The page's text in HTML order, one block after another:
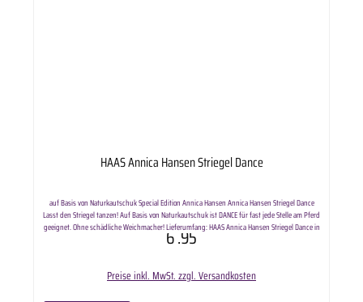
HAAS Annica Hansen Striegel Dance
auf Basis von Naturkautschuk Special Edition Annica Hansen Annica Hansen Striegel Dance
Lasst den Striegel tanzen! Auf Basis von Naturkautschuk ist DANCE für fast jede Stelle am Pferd
geeignet. Ohne schädliche Weichmacher! Lieferumfang: HAAS Annica Hansen Striegel Dance in
ausgewählter Anzahl.
6.95
Preise inkl. MwSt. zzgl. Versandkosten